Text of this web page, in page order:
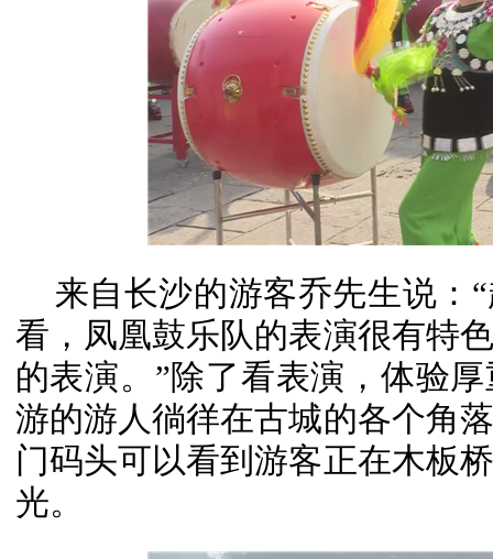
来自长沙的游客乔先生说：
看，凤凰鼓乐队的表演很有特
的表演。”除了看表演，体验
游的游人徜徉在古城的各个角
门码头可以看到游客正在木板
光。